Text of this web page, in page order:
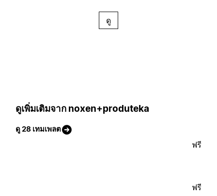
ดู
ดูเพิ่มเติมจาก noxen+produteka
ดู 28 เทมเพลต
ฟรี
ฟรี